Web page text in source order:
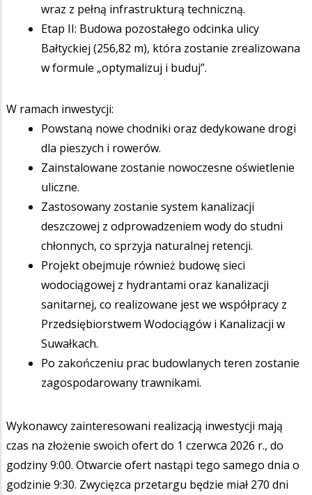
wraz z pełną infrastrukturą techniczną.
Etap II: Budowa pozostałego odcinka ulicy
Bałtyckiej (256,82 m), która zostanie zrealizowana
w formule „optymalizuj i buduj”.
W ramach inwestycji:
Powstaną nowe chodniki oraz dedykowane drogi
dla pieszych i rowerów.
Zainstalowane zostanie nowoczesne oświetlenie
uliczne.
Zastosowany zostanie system kanalizacji
deszczowej z odprowadzeniem wody do studni
chłonnych, co sprzyja naturalnej retencji.
Projekt obejmuje również budowę sieci
wodociągowej z hydrantami oraz kanalizacji
sanitarnej, co realizowane jest we współpracy z
Przedsiębiorstwem Wodociągów i Kanalizacji w
Suwałkach.
Po zakończeniu prac budowlanych teren zostanie
zagospodarowany trawnikami.
Wykonawcy zainteresowani realizacją inwestycji mają
czas na złożenie swoich ofert do 1 czerwca 2026 r., do
godziny 9:00. Otwarcie ofert nastąpi tego samego dnia o
godzinie 9:30. Zwycięzca przetargu będzie miał 270 dni